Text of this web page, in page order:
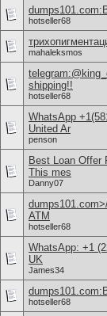
hotseller68
mahaleksmos
shipping!!
hotseller68
WhatsApp
United Ar
penson
Best Loan Offer
This mes
Danny07
ATM
hotseller68
WhatsApp: +1
UK
James34
hotseller68